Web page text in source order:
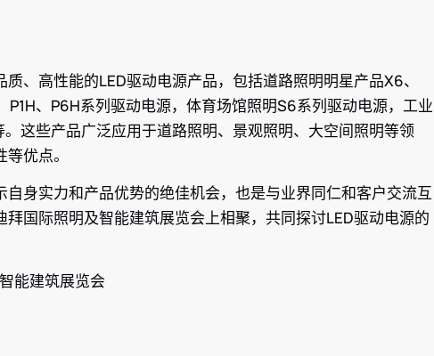
、高性能的LED驱动电源产品，包括道路照明明星产品X6、
P1H、P6H系列驱动电源，体育场馆照明S6系列驱动电源，工业
这些产品广泛应用于道路照明、景观照明、大空间照明等领
优点。
身实力和产品优势的绝佳机会，也是与业界同仁和客户交流互
国际照明及智能建筑展览会上相聚，共同探讨LED驱动电源的
能建筑展览会